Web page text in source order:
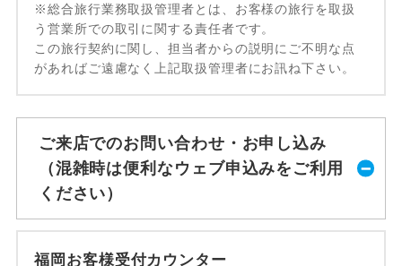
※総合旅行業務取扱管理者とは、お客様の旅行を取扱
う営業所での取引に関する責任者です。
この旅行契約に関し、担当者からの説明にご不明な点
があればご遠慮なく上記取扱管理者にお訊ね下さい。
ご来店でのお問い合わせ・お申し込み
（混雑時は便利なウェブ申込みをご利用
ください）
福岡お客様受付カウンター